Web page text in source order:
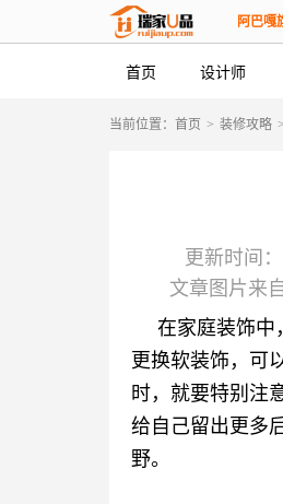
阿巴嘎
首页 设计师
当前位置： 首页 > 装修攻略 >
更新时间
文章图片来
在家庭装饰中
更换软装饰，可
时，就要特别注
给自己留出更多
野。